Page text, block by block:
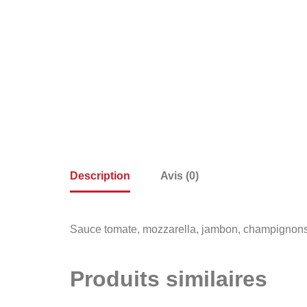
Description Avis (0)
Sauce tomate, mozzarella, jambon,
Produits similaires